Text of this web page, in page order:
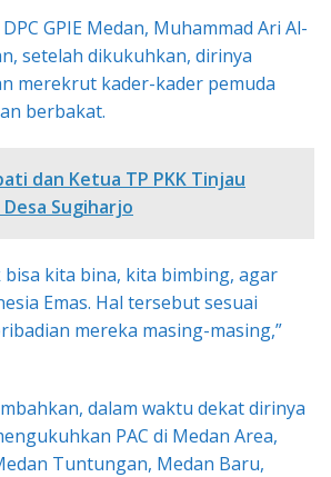
GPIE Medan, Muhammad Ari Al-
setelah dikukuhkan, dirinya
merekrut kader-kader pemuda
berbakat.
dan Ketua TP PKK Tinjau
Sugiharjo
kita bina, kita bimbing, agar
Emas. Hal tersebut sesuai
mereka masing-masing,”
dalam waktu dekat dirinya
PAC di Medan Area,
Tuntungan, Medan Baru,